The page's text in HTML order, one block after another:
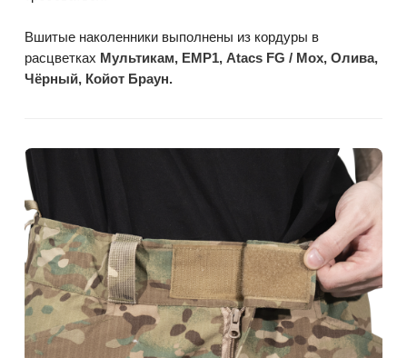
Вшитые наколенники выполнены из кордуры в
расцветках Мультикам, ЕМР1, Atacs FG / Мох, Олива,
Чёрный, Койот Браун.